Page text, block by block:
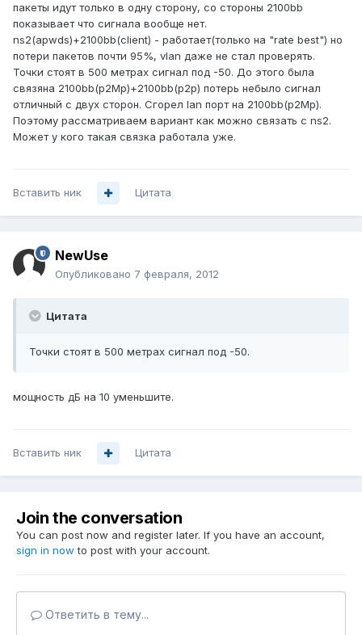
пакеты идут только в одну сторону, со стороны 2100bb
показывает что сигнала вообще нет.
ns2(apwds)+2100bb(client) - работает(только на "rate best") но
потери пакетов почти 95%, vlan даже не стал проверять.
Точки стоят в 500 метрах сигнал под -50. До этого была
связяна 2100bb(p2Mp)+2100bb(p2p) потерь небыло сигнал
отличный с двух сторон. Сгорел lan порт на 2100bb(p2Mp).
Поэтому рассматриваем вариант как можно связать с ns2.
Может у кого такая связка работала уже.
Вставить ник Цитата
NewUse
Опубликовано 7 февраля, 2012
Цитата
Точки стоят в 500 метрах сигнал под -50.
мощность дБ на 10 уменьшите.
Вставить ник Цитата
Join the conversation
You can post now and register later. If you have an account,
sign in now to post with your account.
Ответить в тему...